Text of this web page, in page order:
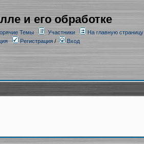
и его обработке
Темы Участники
На главную страницу
Регистрация/ Вход